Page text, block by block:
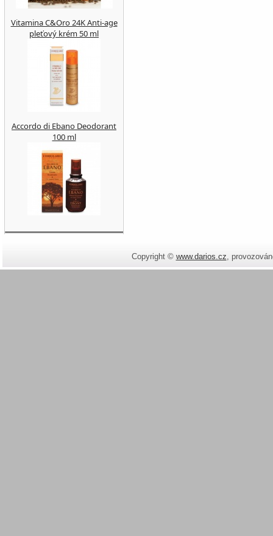
Vitamina C&Oro 24K Anti-age
pleťový krém 50 ml
Accordo di Ebano Deodorant
100 ml
Copyright © www.darios.cz,